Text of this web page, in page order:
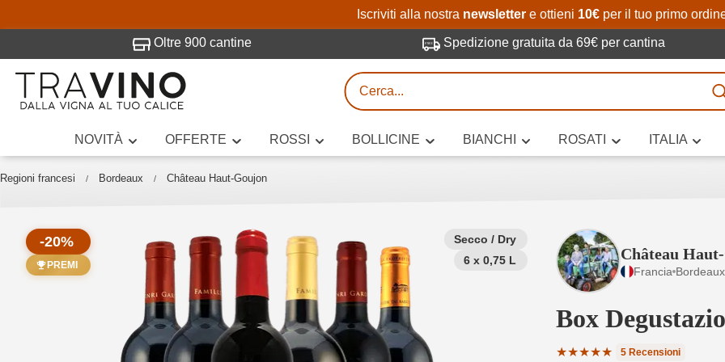
Passa al contenuto principale
Salta alla ricerca
Passa alla navigazione
Iscriviti alla nostra newsletter e ottieni 10€ per il tuo primo
Oltre 900 cantine Spedizione gratuita da 69€ per cantina
NOVITÀ OFFERTE ROSSI BOLLICINE BIANCHI ROSATI ITALIA
Regioni francesi Bordeaux Château Haut-Goujon
Secco / Dry
6 x 0,75 L
-20%
PREMI
Château
Francia Bordeaux
Box
★★★★★ 5 Recensioni
Ricerca vini
Inserisci almeno 3 caratteri
Descrivi il vino stai cercando – per gusto, occasione, nome del vino, vitigno,
altri criteri.
Travino.